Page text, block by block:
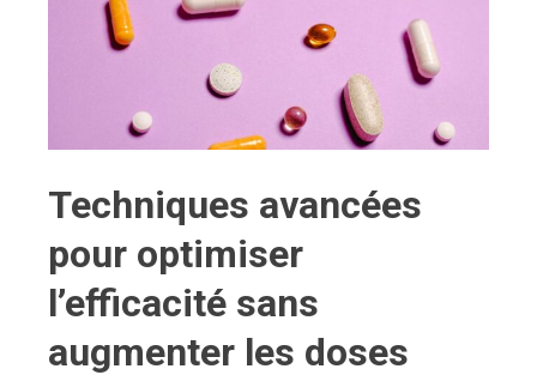
Techniques avancées
pour optimiser
l’efficacité sans
augmenter les doses